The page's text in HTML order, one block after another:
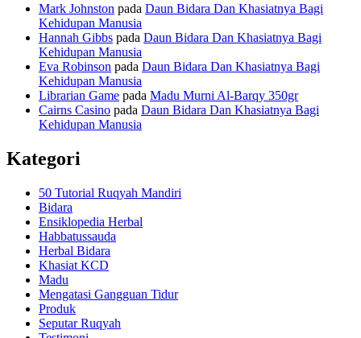
Mark Johnston pada Daun Bidara Dan Khasiatnya Bagi
Kehidupan Manusia
Hannah Gibbs pada Daun Bidara Dan Khasiatnya Bagi
Kehidupan Manusia
Eva Robinson pada Daun Bidara Dan Khasiatnya Bagi
Kehidupan Manusia
Librarian Game pada Madu Murni Al-Barqy 350gr
Cairns Casino pada Daun Bidara Dan Khasiatnya Bagi
Kehidupan Manusia
Kategori
50 Tutorial Ruqyah Mandiri
Bidara
Ensiklopedia Herbal
Habbatussauda
Herbal Bidara
Khasiat KCD
Madu
Mengatasi Gangguan Tidur
Produk
Seputar Ruqyah